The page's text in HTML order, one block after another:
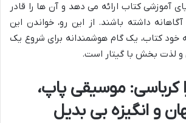
آموزشی کتاب ارائه می دهد و آن ها را قادر
داشته باشند. از این رو، خواندن این
خود کتاب، یک گام هوشمندانه برای شروع یک
و لذت بخش با گیتار است.
کرباسی: موسیقی پاپ،
و انگیزه بی بدیل